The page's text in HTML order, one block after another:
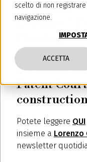
scelto di non
navigazione.
ACCETTA
Newsletter
Lexology:“
Drawings
Italian
the Court
Patent
Potete leggere QUI
insieme a Lorenzo
newsletter